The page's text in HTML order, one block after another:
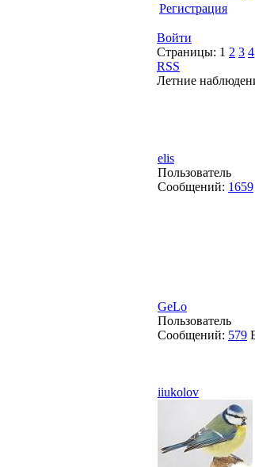
Регистрация
Войти
Страницы: 1 2 3 4
RSS
Летние
elis
Пользователь
Сообщений: 1659
GeLo
Пользователь
Сообщений: 579
iiukolov